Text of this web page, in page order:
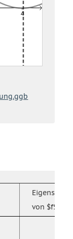
von $f$